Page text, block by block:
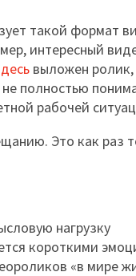
такой формат
интересный
выложен ролик,
полностью
рабочей
Это как раз
нагрузку
короткими
«в мире